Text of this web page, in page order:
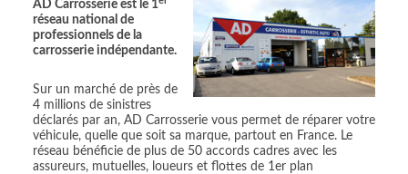
AD Carrosserie est le 1
réseau national de
professionnels de la
carrosserie indépendante.
Sur un marché de près de
4 millions de sinistres
déclarés par an, AD Carrosserie vous permet de réparer votre
véhicule, quelle que soit sa marque, partout en France. Le
réseau bénéficie de plus de 50 accords cadres avec les
assureurs, mutuelles, loueurs et flottes de 1er plan